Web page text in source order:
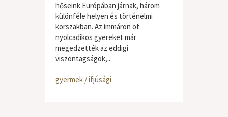
hőseink Európában járnak, három
különféle helyen és történelmi
korszakban. Az immáron öt
nyolcadikos gyereket már
megedzették az eddigi
viszontagságok,...
gyermek / ifjúsági